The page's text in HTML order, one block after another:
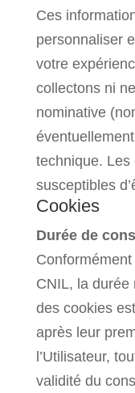
Ces
personnaliser
votre
collectons ni
nominative
technique. Les
susceptibles
Cookies
Durée de
CNIL, la durée
des cookies
après leur
l’Utilisateur,
validité du